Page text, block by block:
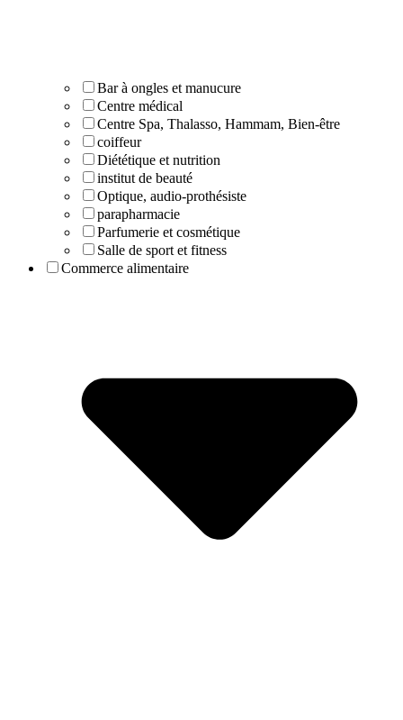
Bar à ongles et manucure
Centre médical
Centre Spa, Thalasso, Hammam, Bien-être
coiffeur
Diététique et nutrition
institut de beauté
Optique, audio-prothésiste
parapharmacie
Parfumerie et cosmétique
Salle de sport et fitness
Commerce alimentaire